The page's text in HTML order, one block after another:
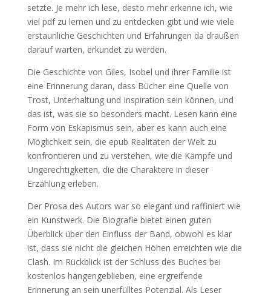
setzte. Je mehr ich lese, desto mehr erkenne ich, wie
viel pdf zu lernen und zu entdecken gibt und wie viele
erstaunliche Geschichten und Erfahrungen da draußen
darauf warten, erkundet zu werden.
Die Geschichte von Giles, Isobel und ihrer Familie ist
eine Erinnerung daran, dass Bücher eine Quelle von
Trost, Unterhaltung und Inspiration sein können, und
das ist, was sie so besonders macht. Lesen kann eine
Form von Eskapismus sein, aber es kann auch eine
Möglichkeit sein, die epub Realitäten der Welt zu
konfrontieren und zu verstehen, wie die Kämpfe und
Ungerechtigkeiten, die die Charaktere in dieser
Erzählung erleben.
Der Prosa des Autors war so elegant und raffiniert wie
ein Kunstwerk. Die Biografie bietet einen guten
Überblick über den Einfluss der Band, obwohl es klar
ist, dass sie nicht die gleichen Höhen erreichten wie die
Clash. Im Rückblick ist der Schluss des Buches bei
kostenlos hängengeblieben, eine ergreifende
Erinnerung an sein unerfülltes Potenzial. Als Leser